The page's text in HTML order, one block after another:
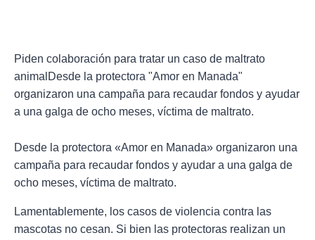
Piden colaboración para tratar un caso de maltrato
animalDesde la protectora "Amor en Manada"
organizaron una campaña para recaudar fondos y ayudar
a una galga de ocho meses, víctima de maltrato.
Desde la protectora «Amor en Manada» organizaron una
campaña para recaudar fondos y ayudar a una galga de
ocho meses, víctima de maltrato.
Lamentablemente, los casos de violencia contra las
mascotas no cesan. Si bien las protectoras realizan un